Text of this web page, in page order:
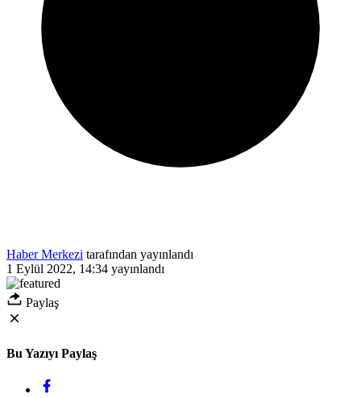
Haber Merkezi tarafından yayınlandı
1 Eylül 2022, 14:34 yayınlandı
Paylaş
Bu Yazıyı Paylaş